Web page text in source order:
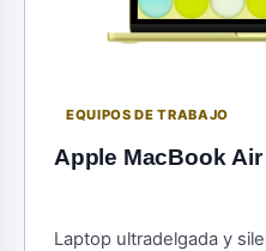
EQUIPOS DE TRABAJO
Apple MacBook
Laptop ultradelgada y